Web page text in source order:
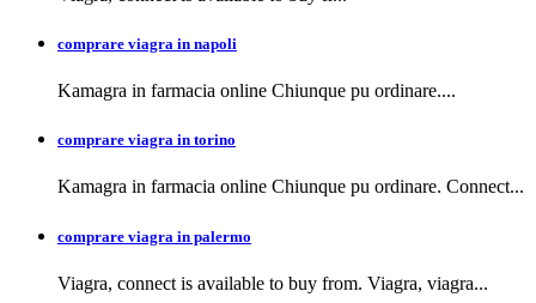
comprare viagra in napoli
Kamagra in farmacia online Chiunque pu ordinare....
comprare viagra in torino
Kamagra in farmacia online Chiunque pu ordinare. Connect...
comprare viagra in palermo
Viagra, connect is available to buy from. Viagra, viagra...